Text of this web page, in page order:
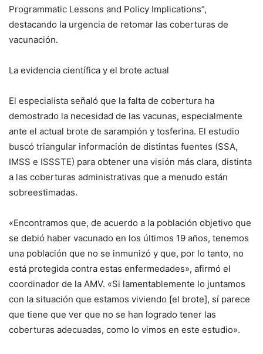
Programmatic Lessons and Policy Implications”,
destacando la urgencia de retomar las coberturas de
vacunación.
La evidencia científica y el brote actual
El especialista señaló que la falta de cobertura ha
demostrado la necesidad de las vacunas, especialmente
ante el actual brote de sarampión y tosferina. El estudio
buscó triangular información de distintas fuentes (SSA,
IMSS e ISSSTE) para obtener una visión más clara, distinta
a las coberturas administrativas que a menudo están
sobreestimadas.
«Encontramos que, de acuerdo a la población objetivo que
se debió haber vacunado en los últimos 19 años, tenemos
una población que no se inmunizó y que, por lo tanto, no
está protegida contra estas enfermedades», afirmó el
coordinador de la AMV. «Si lamentablemente lo juntamos
con la situación que estamos viviendo [el brote], sí parece
que tiene que ver que no se han logrado tener las
coberturas adecuadas, como lo vimos en este estudio».